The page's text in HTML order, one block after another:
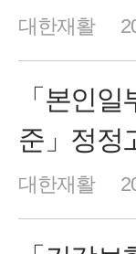
대한재활
「본인
준」정정
대한재활